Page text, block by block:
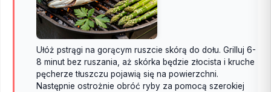
Ułóż pstrągi na gorącym ruszcie skórą do dołu. Grilluj 6-
8 minut bez ruszania, aż skórka będzie złocista i kruche
pęcherze tłuszczu pojawią się na powierzchni.
Następnie ostrożnie obróć ryby za pomocą szerokiej